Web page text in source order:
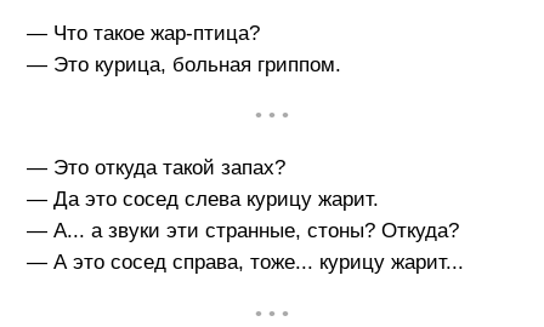
— Что такое жар-птица?
— Это курица, больная гриппом.
• • •
— Это откуда такой запах?
— Да это сосед слева курицу жарит.
— А... а звуки эти странные, стоны? Откуда?
— А это сосед справа, тоже... курицу жарит...
• • •